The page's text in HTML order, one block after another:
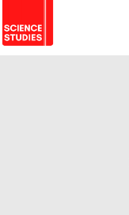
conținut